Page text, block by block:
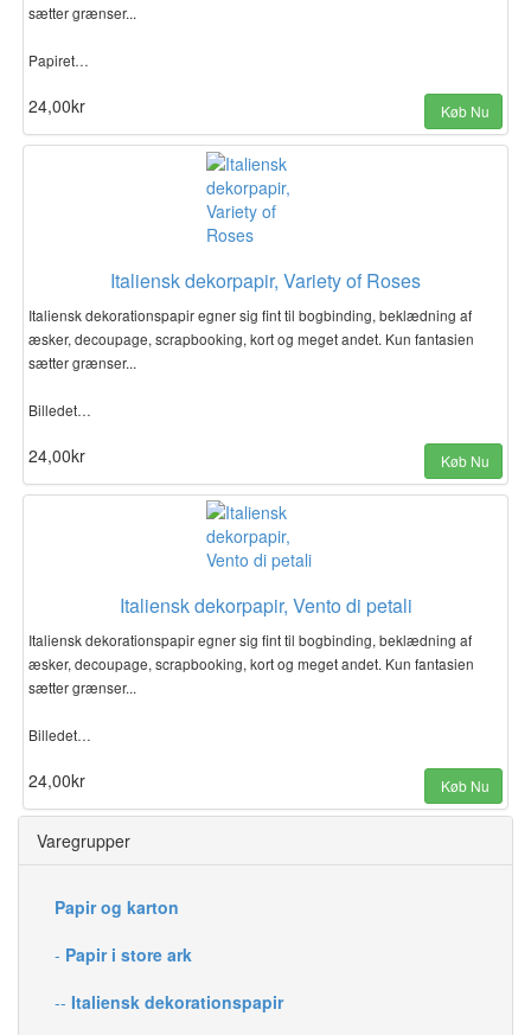
sætter grænser...
Papiret…
24,00kr Køb Nu
Italiensk dekorpapir, Variety of Roses
Italiensk dekorationspapir egner sig fint til bogbinding, beklædning af
æsker, decoupage, scrapbooking, kort og meget andet. Kun fantasien
sætter grænser...
Billedet…
24,00kr Køb Nu
Italiensk dekorpapir, Vento di petali
Italiensk dekorationspapir egner sig fint til bogbinding, beklædning af
æsker, decoupage, scrapbooking, kort og meget andet. Kun fantasien
sætter grænser...
Billedet…
24,00kr Køb Nu
Varegrupper
Papir og karton
- Papir i store ark
-- Italiensk dekorationspapir